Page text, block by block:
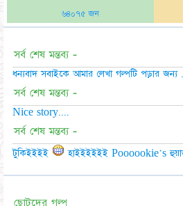
৬৪০৭৫ জন
সর্ব শেষ মন্তব্য -
ধন্যবাদ সবাইকে আমার লেখা গল্পটি পড়ার জন্য
সর্ব শেষ মন্তব্য -
Nice story....
সর্ব শেষ মন্তব্য -
টুকিইইইই হাইইইইইই Poooookie's
ছোটদের গল্প